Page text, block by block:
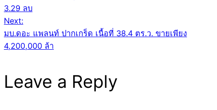
navigation
3.29 ลบ
Next:
มบ.ดอะ แพลนท์ ปากเกร็ด เนื้อที่ 38.4 ตร.ว. ขายเพียง
4,200,000 ล้า
Leave a Reply